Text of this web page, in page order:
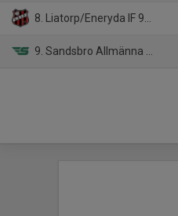
8. Liatorp/Eneryda IF 9-m
9. Sandsbro Allmänna IK 9-m